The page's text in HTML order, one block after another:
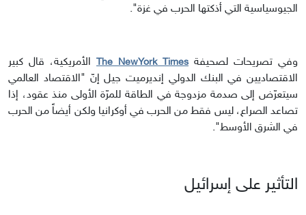
الجيوسياسية التي أذكتها الحرب في غزة".
وفي تصريحات لصحيفة The NewYork Times الأمريكية، قال كبير
الاقتصاديين في البنك الدولي إنديرميت جيل إنّ "الاقتصاد العالمي
سيتعرّض إلى صدمة مزدوجة في الطاقة للمرّة الأولى منذ عقود، إذا
تصاعد الصراع، ليس فقط من الحرب في أوكرانيا ولكن أيضاً من الحرب
في الشرق الأوسط".
التأثير على إسرائيل